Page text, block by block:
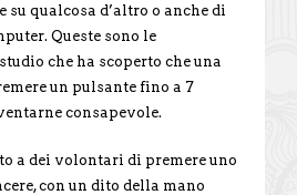
su qualcosa d’altro o anche di
Queste sono le
che ha scoperto che una
un pulsante fino a 7
consapevole.
a dei volontari di premere uno
con un dito della mano